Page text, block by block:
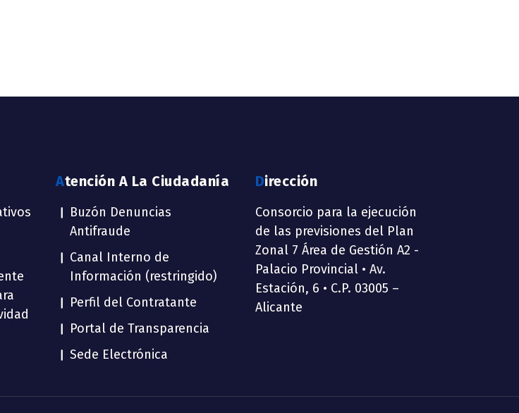
Atención A La Ciudadanía
Buzón Denuncias
Antifraude
Canal Interno de
Información (restringido)
Perfil del Contratante
Portal de Transparencia
Sede Electrónica
Dirección
Consorcio para la ejecución
de las previsiones del Plan
Zonal 7 Área de Gestión A2 -
Palacio Provincial • Av.
Estación, 6 • C.P. 03005 –
Alicante